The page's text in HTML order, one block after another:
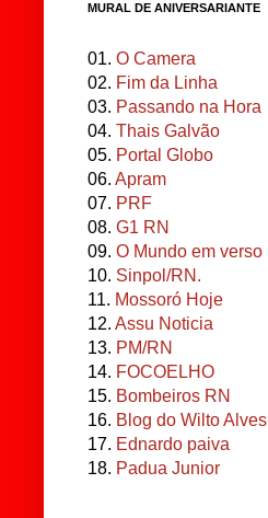
MURAL DE ANIVERSARIANTE
01. O Camera
02. Fim da Linha
03. Passando na Hora
04. Thais Galvão
05. Portal Globo
06. Apram
07. PRF
08. G1 RN
09. O Mundo em verso
10. Sinpol/RN.
11. Mossoró Hoje
12. Assu Noticia
13. PM/RN
14. FOCOELHO
15. Bombeiros RN
16. Blog do Wilto Alves
17. Ednardo paiva
18. Padua Junior